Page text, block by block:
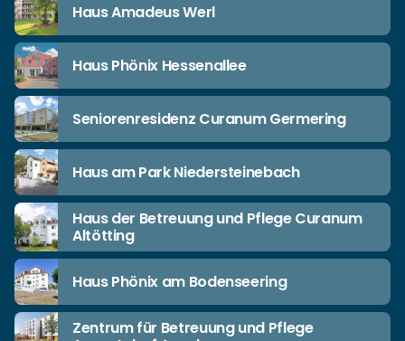
Haus Amadeus Werl
Haus Phönix Hessenallee
Seniorenresidenz Curanum Germering
Haus am Park Niedersteinebach
Haus der Betreuung und Pflege Curanum
Altötting
Haus Phönix am Bodenseering
Zentrum für Betreuung und Pflege